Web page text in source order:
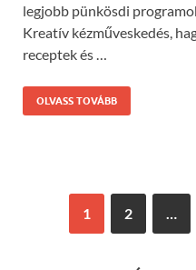
legjobb pünkösdi
Kreatív kézműveskedés,
receptek és …
OLVASS TOVÁBB
1 2 …